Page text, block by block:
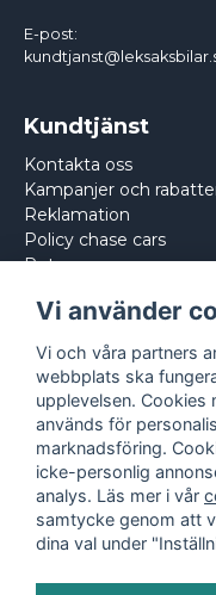
E-post:
Kundtjänst
Kontakta oss
Kampanjer och
Reklamation
Policy chase cars
Returnera
Vi använder
Vi och våra partners
webbplats ska
upplevelsen. Cookies
används för
marknadsföring.
icke-personlig
analys. Läs mer i vår
samtycke genom att
dina val under